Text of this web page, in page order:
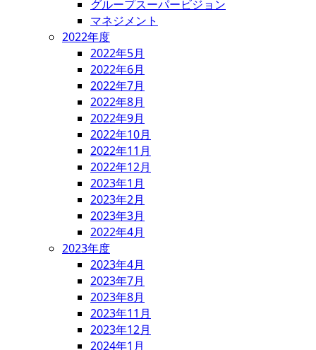
グループスーパービジョン
マネジメント
2022年度
2022年5月
2022年6月
2022年7月
2022年8月
2022年9月
2022年10月
2022年11月
2022年12月
2023年1月
2023年2月
2023年3月
2022年4月
2023年度
2023年4月
2023年7月
2023年8月
2023年11月
2023年12月
2024年1月